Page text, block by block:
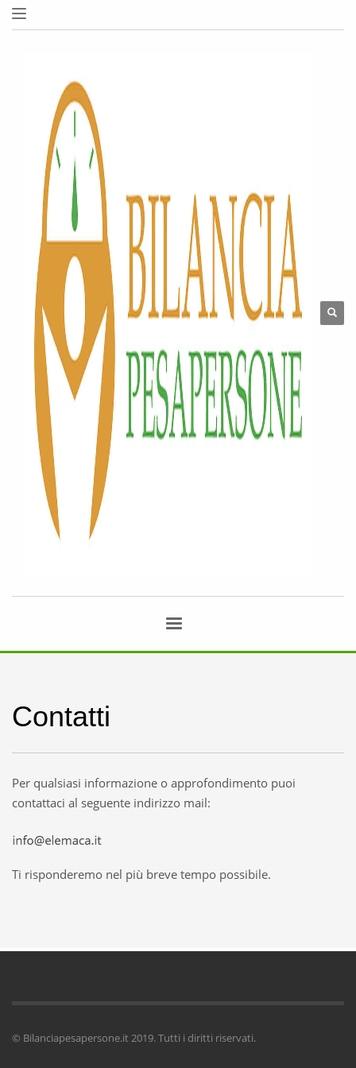
Contatti
Per qualsiasi informazione o approfondimento puoi
contattaci al seguente indirizzo mail:
Ti risponderemo nel più breve tempo possibile.
© Bilanciapesapersone.it 2019. Tutti i diritti riservati.